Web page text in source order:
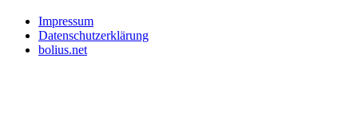
Impressum
Datenschutzerklärung
bolius.net